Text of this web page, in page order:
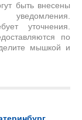
быть внесены
уточнения.
по
мышкой и